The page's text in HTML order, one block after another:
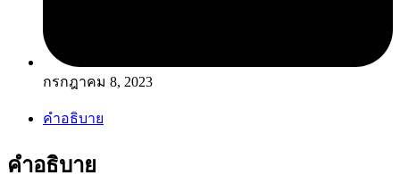
กรกฎาคม 8, 2023
คำอธิบาย
คำอธิบาย